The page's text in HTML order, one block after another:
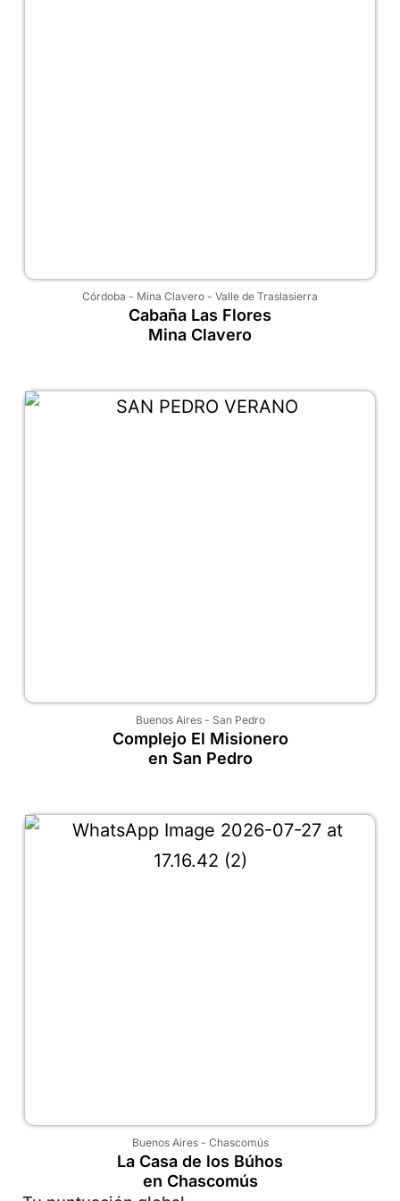
Córdoba - Mina Clavero - Valle de Traslasierra
Cabaña Las Flores
Mina Clavero
Buenos Aires- San Pedro
Complejo El Misionero
en San Pedro
Buenos Aires- Chascomús
La Casa de los Búhos
en Chascomús